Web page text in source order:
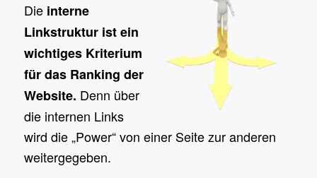
Die interne
Linkstruktur ist ein
wichtiges Kriterium
für das Ranking der
Website. Denn über
die internen Links
wird die „Power“ von einer Seite zur anderen
weitergegeben.